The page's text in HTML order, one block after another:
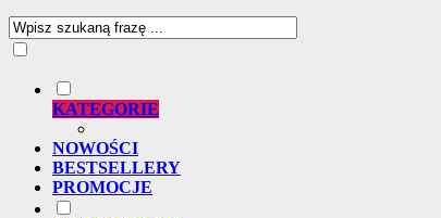
KATEGORIE
NOWOŚCI
BESTSELLERY
PROMOCJE